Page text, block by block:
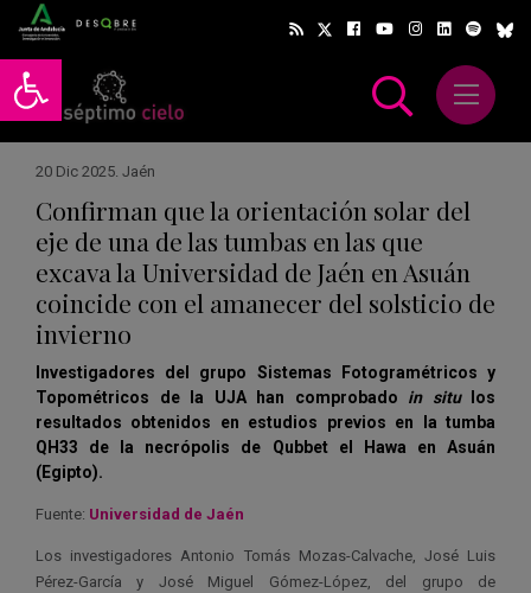
Abrir barra de herramientas
Abrir
20 Dic 2025. Jaén
Confirman que la orientación solar del
eje de una de las tumbas en las que
excava la Universidad de Jaén en Asuán
coincide con el amanecer del solsticio de
invierno
Investigadores del grupo Sistemas Fotogramétricos y
Topométricos de la UJA han comprobado in situlos
resultados obtenidos en estudios previos en la tumba
QH33 de la necrópolis de Qubbet el Hawa en Asuán
(Egipto).
Fuente: Universidad de Jaén
Los investigadores Antonio Tomás Mozas-Calvache, José Luis
Pérez-García y José Miguel Gómez-López, del grupo de